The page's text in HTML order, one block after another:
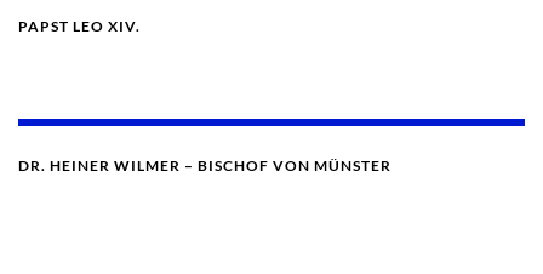
PAPST LEO XIV.
DR. HEINER WILMER – BISCHOF VON MÜNSTER